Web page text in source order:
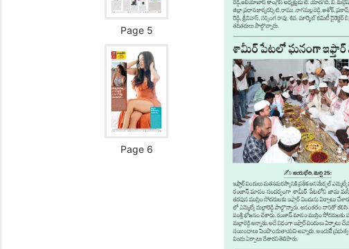
Page 5
Page 6